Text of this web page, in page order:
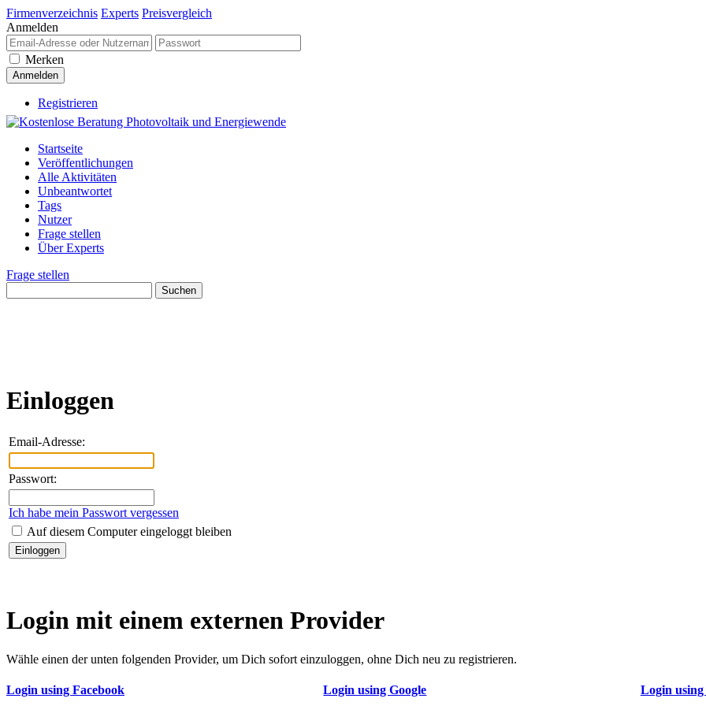
Firmenverzeichnis Experts Preisvergleich
Anmelden
Merken
Registrieren
Startseite
Veröffentlichungen
Alle Aktivitäten
Unbeantwortet
Tags
Nutzer
Frage stellen
Über Experts
Frage stellen
Einloggen
Email-Adresse:
Passwort:
Ich habe mein Passwort vergessen
Auf diesem Computer eingeloggt bleiben
Login mit einem externen Provider
Wähle einen der unten folgenden Provider, um Dich sofort einzuloggen, ohne Dich neu zu registrieren.
Login using Facebook Login using Google Login